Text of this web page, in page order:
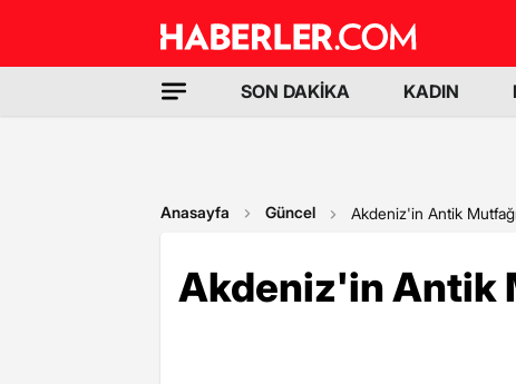
SON DAKİKA KADIN
Anasayfa Güncel Akdeniz'in Antik
Akdeniz'in Antik